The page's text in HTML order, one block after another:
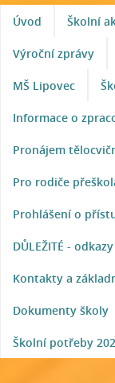
Úvod Školní
Výroční zprávy
MŠ Lipovec
Informace o
Pronájem
Pro rodiče
Prohlášení o
DŮLEŽITÉ -
Kontakty a
Dokumenty školy
Školní potřeby